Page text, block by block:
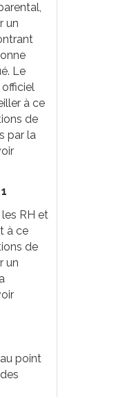
un
Le
à ce
de
par la
1
RH et
à ce
de
un
point